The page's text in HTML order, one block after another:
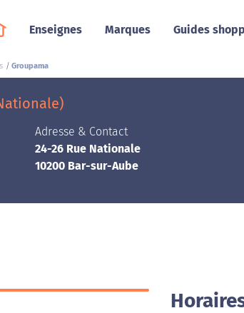
Enseignes Marques Guides
Groupama
Adresse & Contact
24-26 Rue Nationale
10200 Bar-sur-Aube